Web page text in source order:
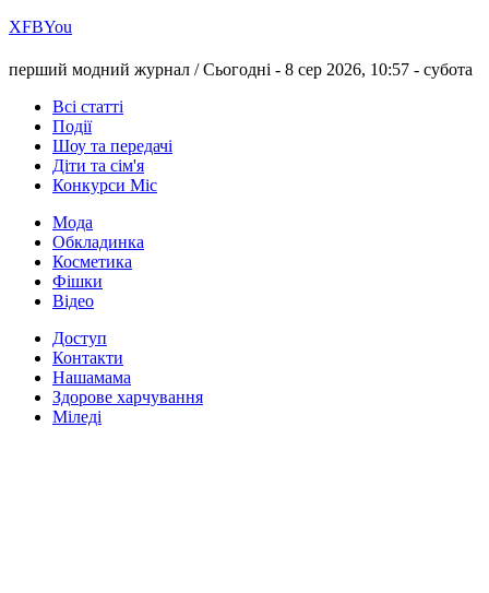
ХFBYou
перший модний журнал /Сьогодні - 8 сер 2026, 10:57 - субота
Всі статті
Події
Шоу та передачі
Діти та сім'я
Конкурси Міс
Мода
Обкладинка
Косметика
Фішки
Відео
Доступ
Контакти
Нашамама
Здорове харчування
Міледі